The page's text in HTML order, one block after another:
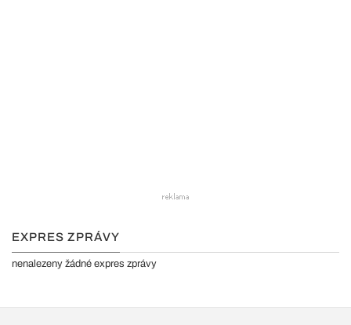
EXPRES ZPRÁVY
nenalezeny žádné expres zprávy